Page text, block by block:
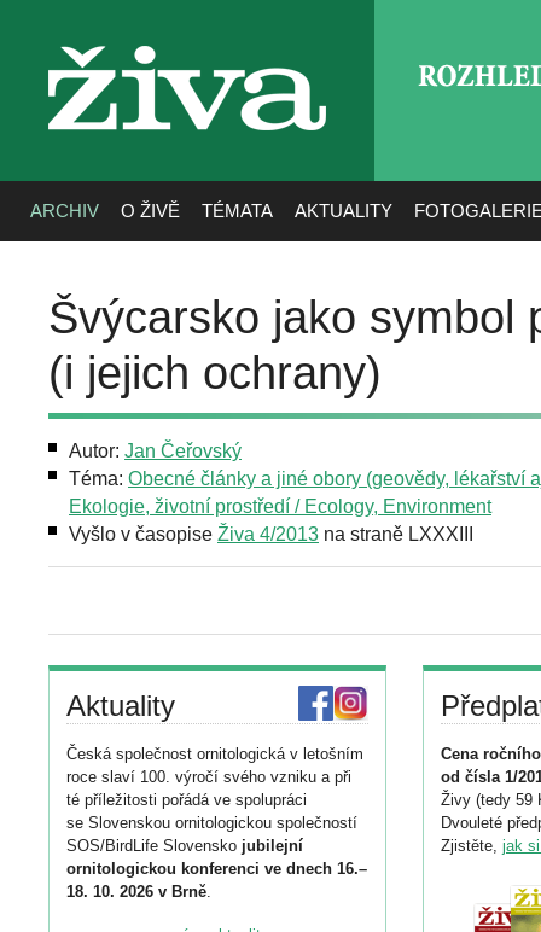
živa
ARCHIV O ŽIVĚ TÉMATA AKTUALITY
Švýcarsko jako symbol
(i jejich ochrany)
Autor: Jan Čeřovský
Téma: Obecné články a jiné obory (geovědy, lékařství
Ekologie, životní prostředí / Ecology, Environment
Vyšlo v časopise Živa 4/2013 na straně LXXXIII
Aktuality
Česká společnost ornitologická v letošním
roce slaví 100. výročí svého vzniku a při
té příležitosti pořádá ve spolupráci
se Slovenskou ornitologickou společností
SOS/BirdLife Slovensko jubilejní
ornitologickou konferenci ve dnech 16.–
18. 10. 2026 v Brně.
Cena
od čísla 1/
Živy (tedy 59
Dvouleté
Zjistěte, jak